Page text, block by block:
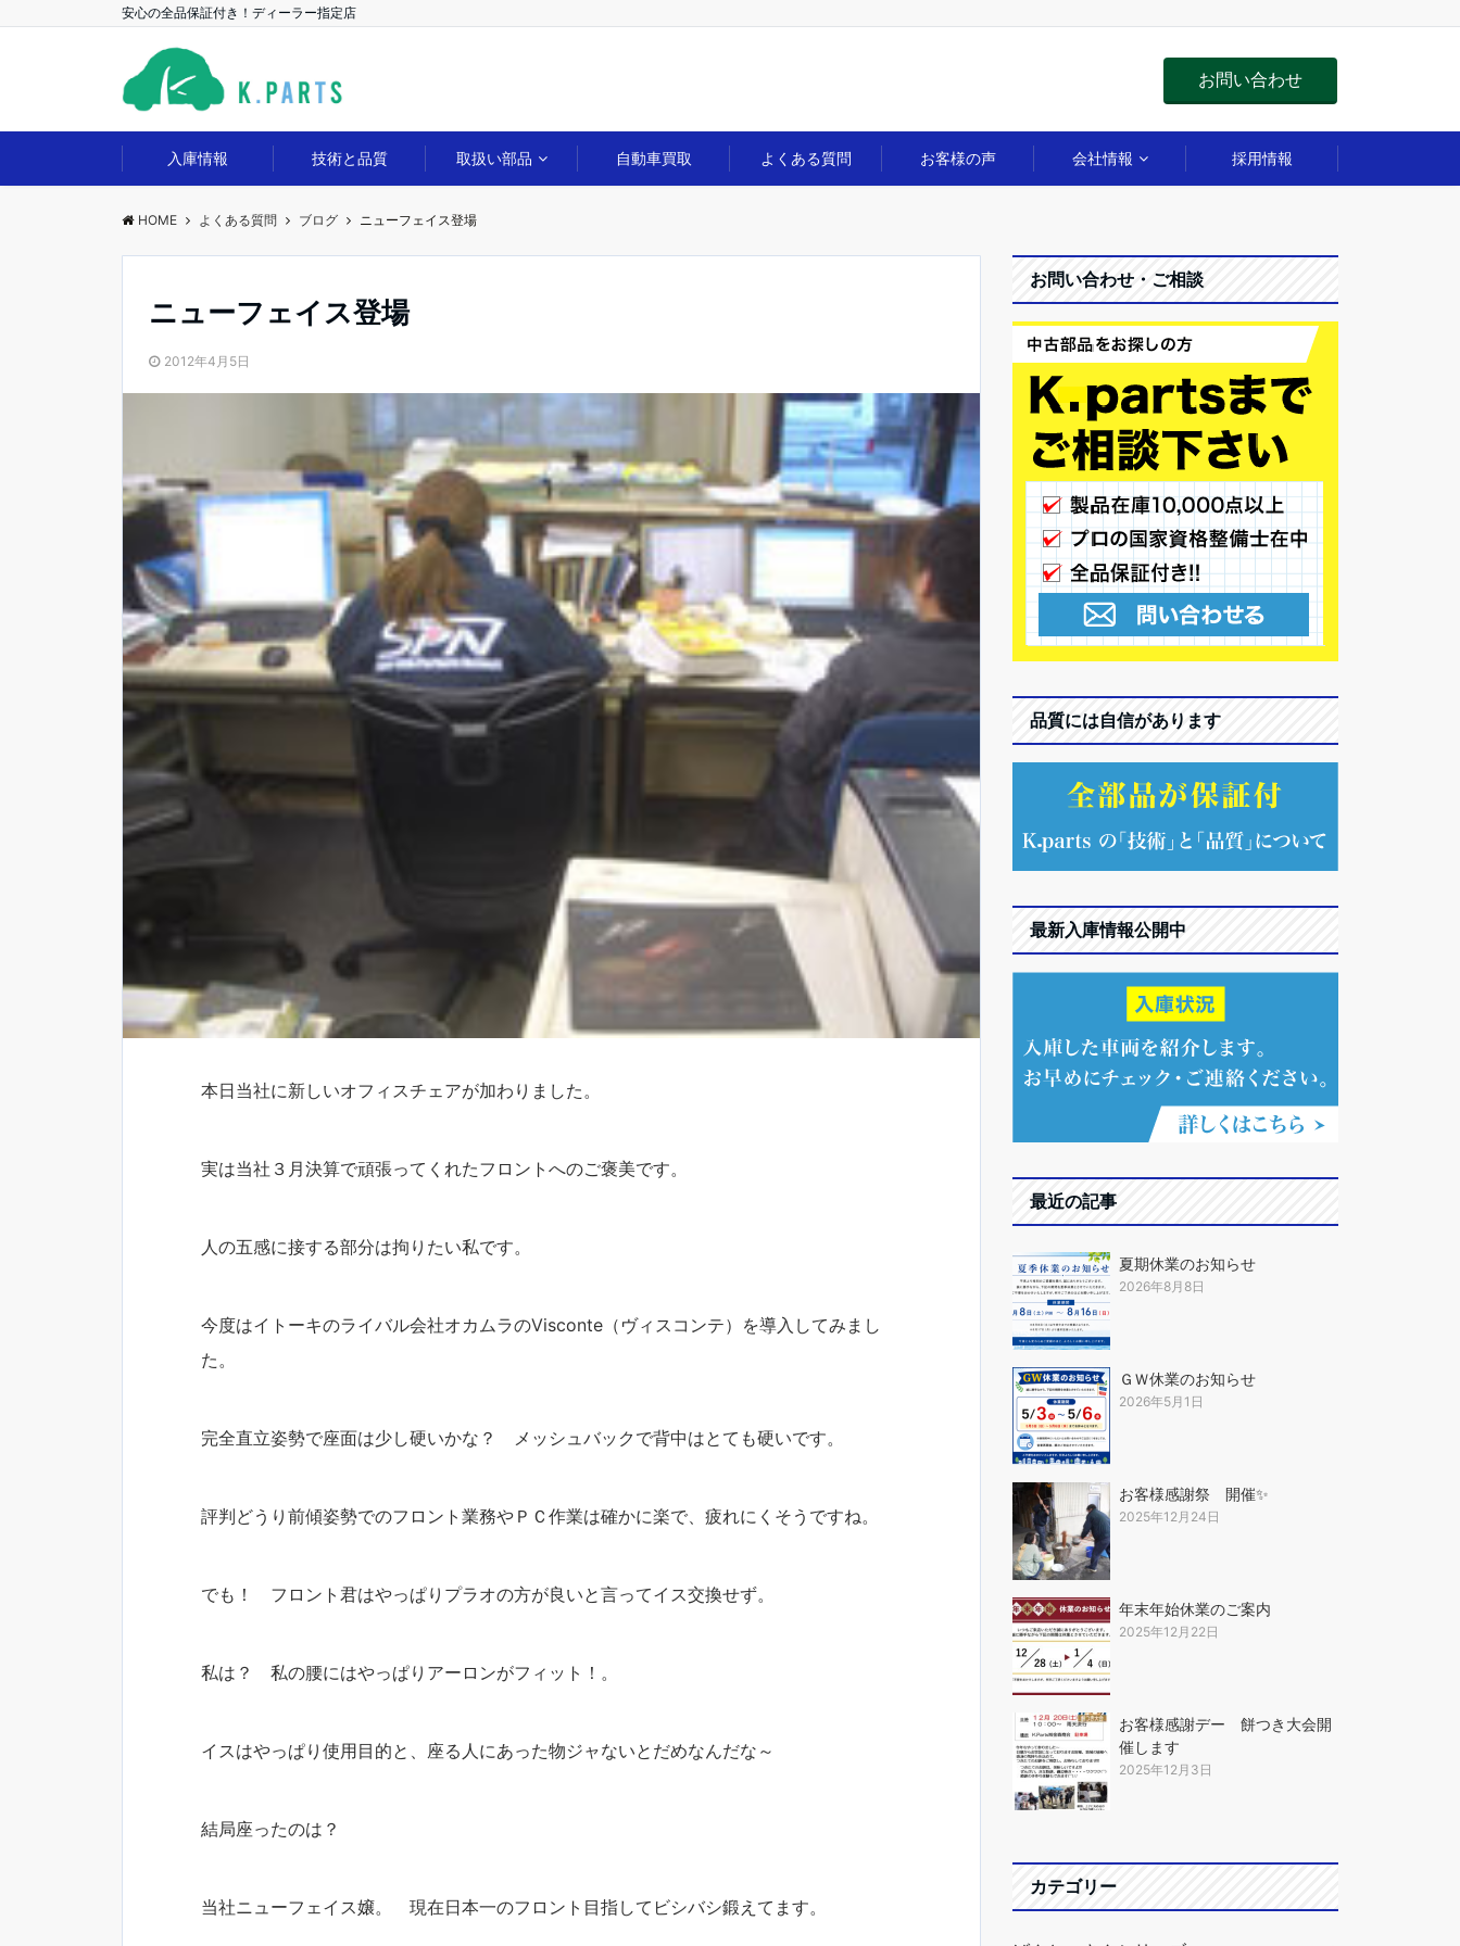
安心の全品保証付き！ディーラー指定店
お問い合わせ
入庫情報 技術と品質 取扱い部品 自動車買取 よくある質問 お客様の声 会社情報 採用情報
HOME よくある質問 ブログ ニューフェイス登場
ニューフェイス登場
2012年4月5日
本日当社に新しいオフィスチェアが加わりました。
実は当社３月決算で頑張ってくれたフロントへのご褒美です。
人の五感に接する部分は拘りたい私です。
今度はイトーキのライバル会社オカムラのVisconte（ヴィスコンテ）を導入してみまし
た。
完全直立姿勢で座面は少し硬いかな？ メッシュバックで背中はとても硬いです。
評判どうり前傾姿勢でのフロント業務やＰＣ作業は確かに楽で、疲れにくそうですね。
でも！ フロント君はやっぱりプラオの方が良いと言ってイス交換せず。
私は？ 私の腰にはやっぱりアーロンがフィット！。
イスはやっぱり使用目的と、座る人にあった物ジャないとだめなんだな～
結局座ったのは？
当社ニューフェイス嬢。 現在日本一のフロント目指してビシバシ鍛えてます。
お問い合わせ・ご相談
品質には自信があります
最新入庫情報公開中
最近の記事
夏期休業のお知らせ
2026年8月8日
ＧＷ休業のお知らせ
2026年5月1日
お客様感謝祭 開催✨
2025年12月24日
年末年始休業のご案内
2025年12月22日
お客様感謝デー 餅つき大会開
催します
2025年12月3日
カテゴリー